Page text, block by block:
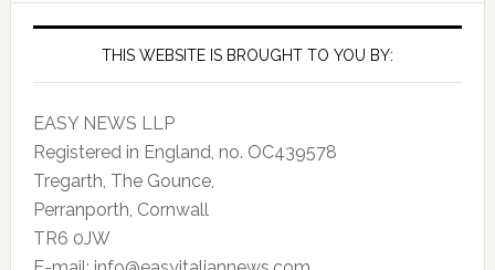
THIS WEBSITE IS BROUGHT TO YOU BY:
EASY NEWS LLP
Registered in England, no. OC439578
Tregarth, The Gounce,
Perranporth, Cornwall
TR6 0JW